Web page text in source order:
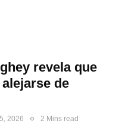
revela que
de
2026 2 Mins read